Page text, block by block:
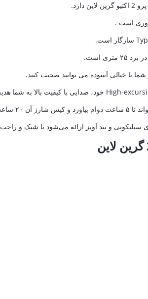
دارد.
است .
سیلیکونی و بند آویز ارائه می‌شود تا شیک و